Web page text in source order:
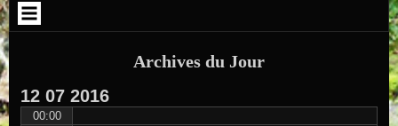
Archives du Jour
12 07 2016
00:00